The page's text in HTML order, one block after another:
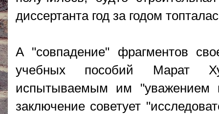
диссертанта год за годом
А "совпадение" фрагментов
учебных пособий Марат
испытываемым им "уважением
заключение советует